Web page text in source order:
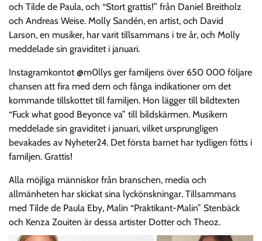
och Tilde de Paula, och “Stort grattis!” från Daniel Breitholz
och Andreas Weise. Molly Sandén, en artist, och David
Larson, en musiker, har varit tillsammans i tre år, och Molly
meddelade sin graviditet i januari.
Instagramkontot @m0llys ger familjens över 650 000 följare
chansen att fira med dem och fånga indikationer om det
kommande tillskottet till familjen. Hon lägger till bildtexten
“Fuck what good Beyonce va” till bildskärmen. Musikern
meddelade sin graviditet i januari, vilket ursprungligen
bevakades av Nyheter24. Det första barnet har tydligen fötts i
familjen. Grattis!
Alla möjliga människor från branschen, media och
allmänheten har skickat sina lyckönskningar. Tillsammans
med Tilde de Paula Eby, Malin “Praktikant-Malin” Stenbäck
och Kenza Zouiten är dessa artister Dotter och Theoz.